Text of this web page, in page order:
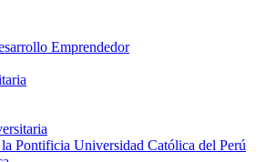
Emprendedor
Pontificia Universidad Católica del Perú